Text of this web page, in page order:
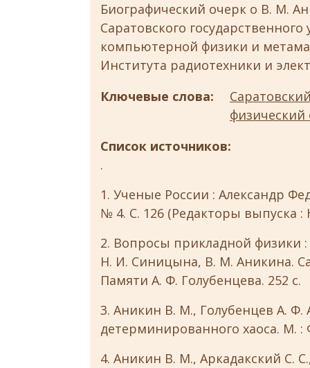
Биографический очерк о В. М.
Саратовского
компьютерной физики и
Института радиотехники и
Ключевые слова:
физический
Список источников:
.
1. Ученые России : Александр
№ 4. С. 126 (Редакторы выпуска
2. Вопросы прикладной физики
Н. И. Синицына, В. М. Аникина.
Памяти А. Ф. Голубенцева. 252 с.
3. Аникин В. М., Голубенцев А. Ф.
детерминированного хаоса. М.
4. Аникин В. М., Аркадакский С.